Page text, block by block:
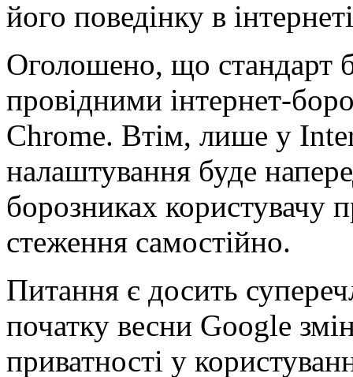
його поведінку в
Оголошено, що стандарт
провідними інтернет-
Chrome. Втім, лише у
налаштування буде
борозниках користувачу
стеження самостійно.
Питання є досить
початку весни Google
приватності у